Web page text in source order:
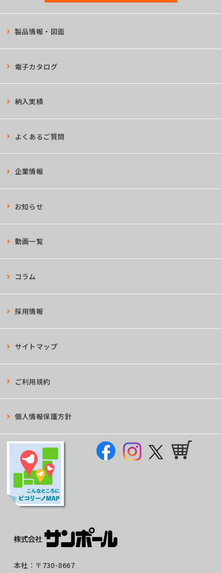
製品情報・図面
電子カタログ
納入実績
よくあるご質問
企業情報
お知らせ
動画一覧
コラム
採用情報
サイトマップ
ご利用規約
個人情報保護方針
本社： 〒730-8667